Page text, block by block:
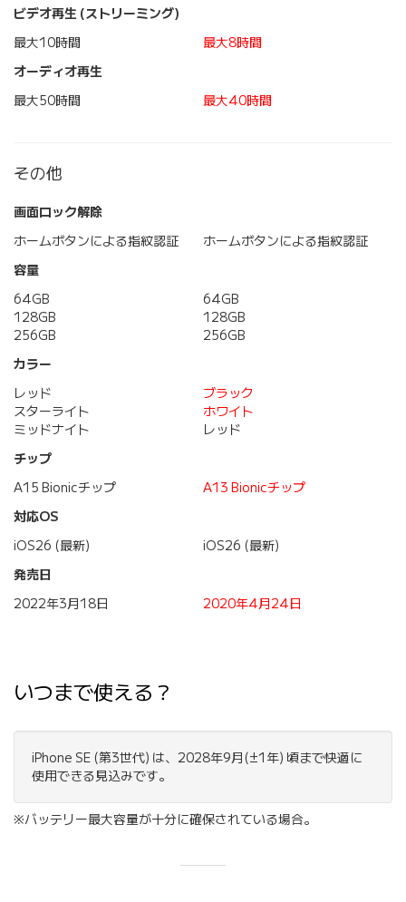
ビデオ再生 (ストリーミング)
最大10時間
最大8時間
オーディオ再生
最大50時間
最大40時間
その他
画面ロック解除
ホームボタンによる指紋認証
ホームボタンによる指紋認証
容量
64GB
128GB
256GB
64GB
128GB
256GB
カラー
レッド
スターライト
ミッドナイト
ブラック
ホワイト
レッド
チップ
A15 Bionicチップ
A13 Bionicチップ
対応OS
iOS26 (最新)
iOS26 (最新)
発売日
2022年3月18日
2020年4月24日
いつまで使える？
iPhone SE (第3世代) は、2028年9月(±1年) 頃まで快適に
使用できる見込みです。
※バッテリー最大容量が十分に確保されている場合。